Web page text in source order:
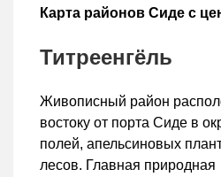
Карта районов Сиде с
Титреенгёль
Живописный район
востоку от порта Сиде в
полей, апельсиновых
лесов. Главная природная